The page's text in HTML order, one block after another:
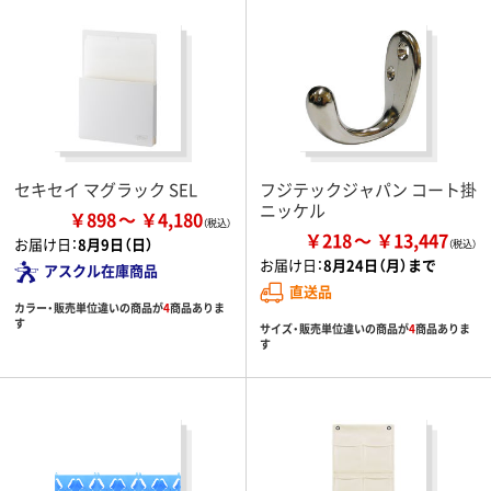
セキセイ マグラック SEL
￥898 ￥4,180
お届け日：8月9日（日）
アスクル在庫商品
カラー・販売単位違いの商品が4商品ありま
す
フジテックジャパン コート掛
ニッケル
￥218 ￥13,447
お届け日：8月24日（月）まで
直送品
サイズ・販売単位違いの商品が4商品ありま
す